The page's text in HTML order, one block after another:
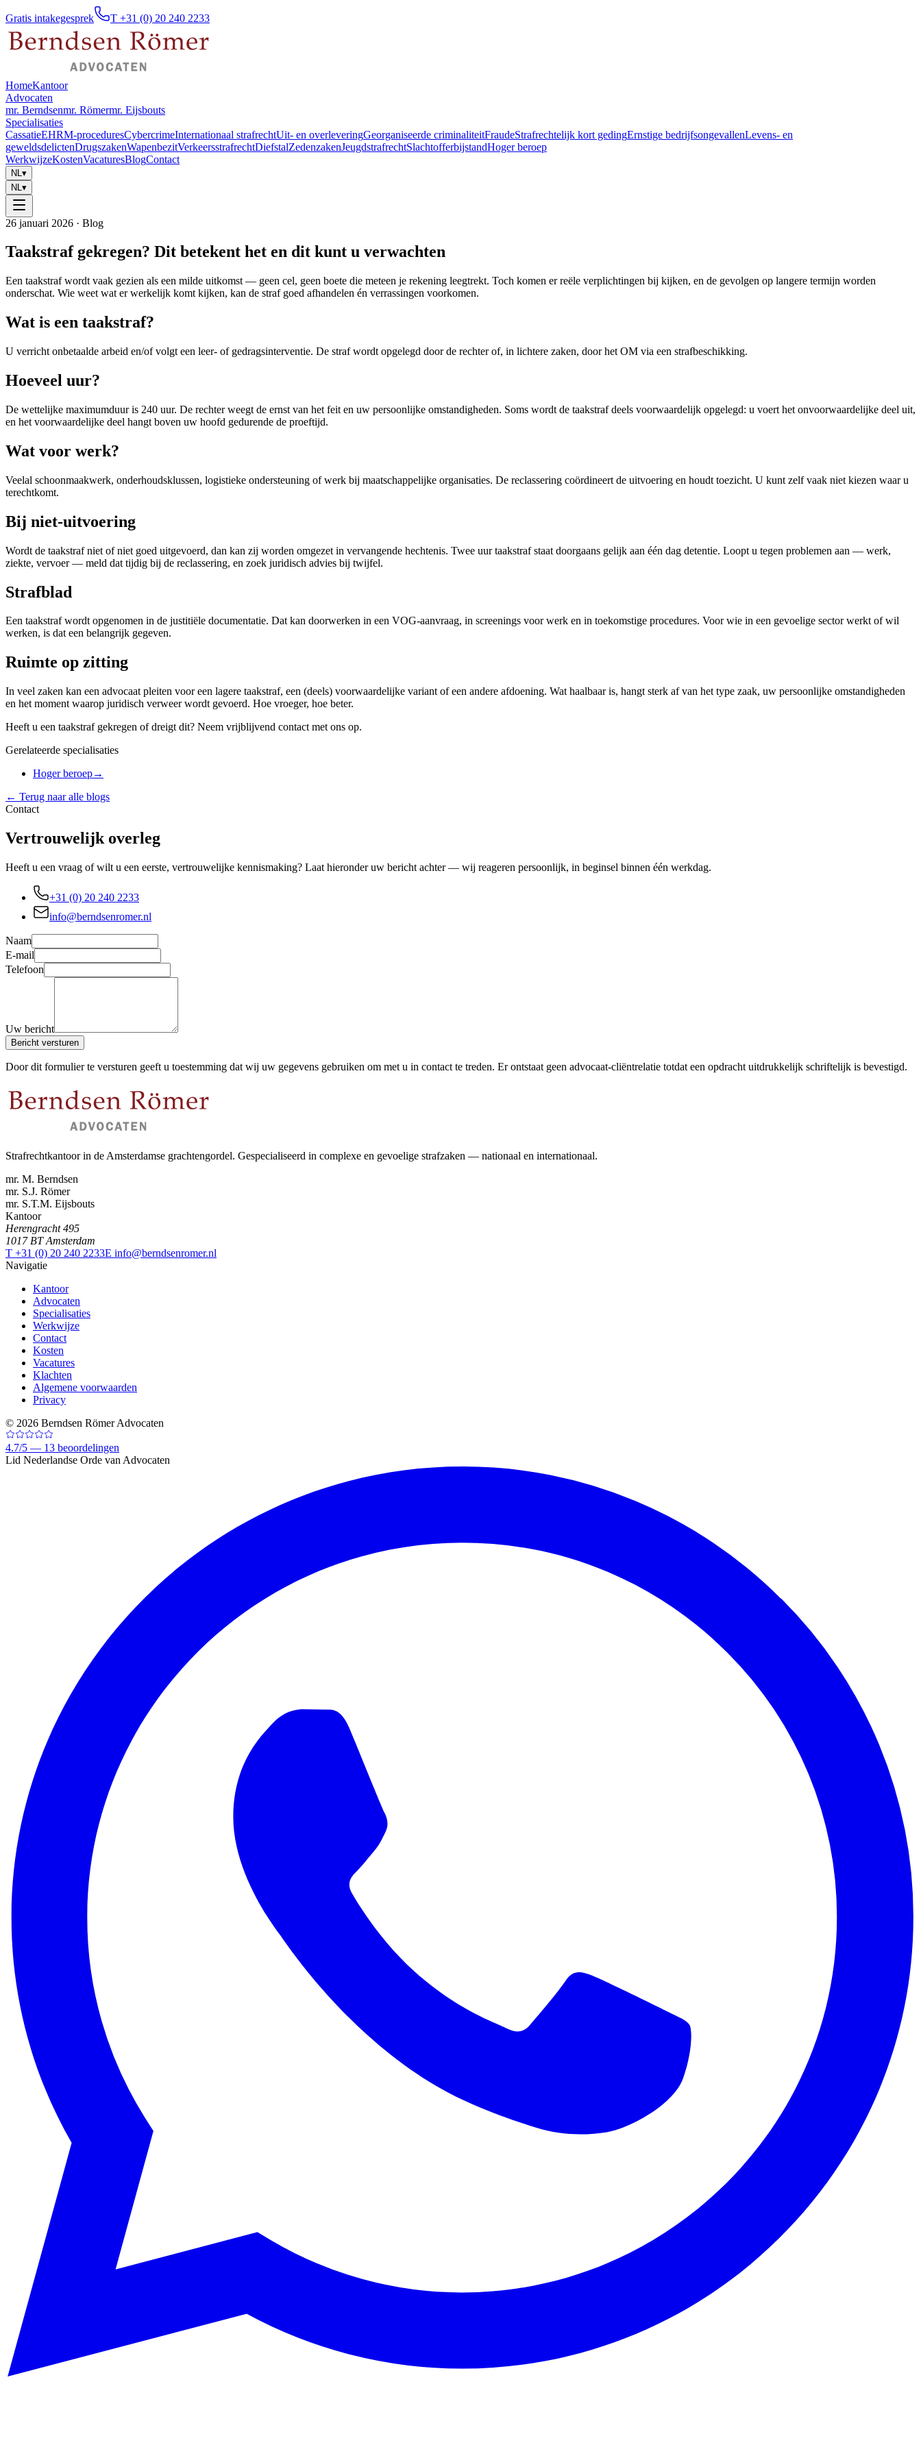
Gratis intakegesprek T +31 (0) 20 240 2233
HomeKantoor
Advocaten
mr. Berndsenmr. Römermr. Eijsbouts
Specialisaties
CassatieEHRM-proceduresCybercrimeInternationaal strafrechtUit- en overleveringGeorganiseerde criminaliteitFraudeStrafrechtelijk kort gedingErnstige bedrijfsongevallenLevens- en
geweldsdelictenDrugszakenWapenbezitVerkeersstrafrechtDiefstalZedenzakenJeugdstrafrechtSlachtofferbijstandHoger beroep
WerkwijzeKostenVacaturesBlogContact
NL ▾
NL ▾
26 januari 2026 · Blog
Taakstraf gekregen? Dit betekent het en dit kunt u verwachten
Een taakstraf wordt vaak gezien als een milde uitkomst — geen cel, geen boete die meteen je rekening leegtrekt. Toch komen er reële verplichtingen bij kijken, en de gevolgen op langere termijn worden
onderschat. Wie weet wat er werkelijk komt kijken, kan de straf goed afhandelen én verrassingen voorkomen.
Wat is een taakstraf?
U verricht onbetaalde arbeid en/of volgt een leer- of gedragsinterventie. De straf wordt opgelegd door de rechter of, in lichtere zaken, door het OM via een strafbeschikking.
Hoeveel uur?
De wettelijke maximumduur is 240 uur. De rechter weegt de ernst van het feit en uw persoonlijke omstandigheden. Soms wordt de taakstraf deels voorwaardelijk opgelegd: u voert het onvoorwaardelijke deel uit,
en het voorwaardelijke deel hangt boven uw hoofd gedurende de proeftijd.
Wat voor werk?
Veelal schoonmaakwerk, onderhoudsklussen, logistieke ondersteuning of werk bij maatschappelijke organisaties. De reclassering coördineert de uitvoering en houdt toezicht. U kunt zelf vaak niet kiezen waar u
terechtkomt.
Bij niet-uitvoering
Wordt de taakstraf niet of niet goed uitgevoerd, dan kan zij worden omgezet in vervangende hechtenis. Twee uur taakstraf staat doorgaans gelijk aan één dag detentie. Loopt u tegen problemen aan — werk,
ziekte, vervoer — meld dat tijdig bij de reclassering, en zoek juridisch advies bij twijfel.
Strafblad
Een taakstraf wordt opgenomen in de justitiële documentatie. Dat kan doorwerken in een VOG-aanvraag, in screenings voor werk en in toekomstige procedures. Voor wie in een gevoelige sector werkt of wil
werken, is dat een belangrijk gegeven.
Ruimte op zitting
In veel zaken kan een advocaat pleiten voor een lagere taakstraf, een (deels) voorwaardelijke variant of een andere afdoening. Wat haalbaar is, hangt sterk af van het type zaak, uw persoonlijke omstandigheden
en het moment waarop juridisch verweer wordt gevoerd. Hoe vroeger, hoe beter.
Heeft u een taakstraf gekregen of dreigt dit? Neem vrijblijvend contact met ons op.
Gerelateerde specialisaties
Hoger beroep→
← Terug naar alle blogs
Contact
Vertrouwelijk overleg
Heeft u een vraag of wilt u een eerste, vertrouwelijke kennismaking? Laat hieronder uw bericht achter — wij reageren persoonlijk, in beginsel binnen één werkdag.
+31 (0) 20 240 2233
info@berndsenromer.nl
Naam
E-mail
Telefoon
Uw bericht
Bericht versturen
Door dit formulier te versturen geeft u toestemming dat wij uw gegevens gebruiken om met u in contact te treden. Er ontstaat geen advocaat-cliëntrelatie totdat een opdracht uitdrukkelijk schriftelijk is bevestigd.
Strafrechtkantoor in de Amsterdamse grachtengordel. Gespecialiseerd in complexe en gevoelige strafzaken — nationaal en internationaal.
mr. M. Berndsen
mr. S.J. Römer
mr. S.T.M. Eijsbouts
Kantoor
Herengracht 495
1017 BT Amsterdam
T +31 (0) 20 240 2233E info@berndsenromer.nl
Navigatie
Kantoor
Advocaten
Specialisaties
Werkwijze
Contact
Kosten
Vacatures
Klachten
Algemene voorwaarden
Privacy
© 2026 Berndsen Römer Advocaten
4.7/5 — 13 beoordelingen
Lid Nederlandse Orde van Advocaten